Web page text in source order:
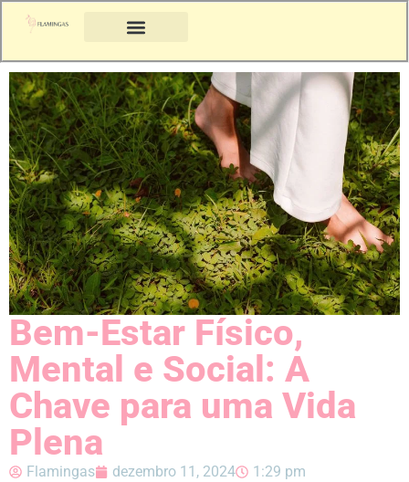
Bem-Estar Físico,
Mental e Social: A
Chave para uma Vida
Plena
Flamingas dezembro 11, 2024 1:29 pm